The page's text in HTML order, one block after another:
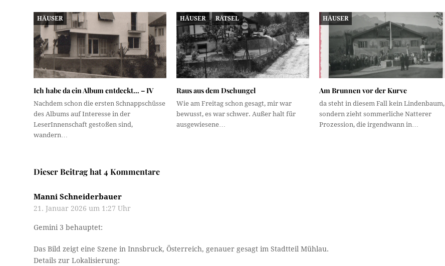
HÄUSER
Ich habe da ein Album entdeckt… – IV
Nachdem schon die ersten Schnappschüsse
des Albums auf Interesse in der
LeserInnenschaft gestoßen sind,
wandern…
HÄUSER RÄTSEL
Raus aus dem Dschungel
Wie am Freitag schon gesagt, mir war
bewusst, es war schwer. Außer halt für
ausgewiesene…
HÄUSER
Am Brunnen vor der Kurve
da steht in diesem Fall kein Lindenbaum,
sondern zieht sommerliche Natterer
Prozession, die irgendwann in…
Dieser Beitrag hat 4 Kommentare
Manni Schneiderbauer
21. Januar 2026 um 1:27 Uhr
Gemini 3 behauptet:
Das Bild zeigt eine Szene in Innsbruck, Österreich, genauer gesagt im Stadtteil Mühlau.
Details zur Lokalisierung: